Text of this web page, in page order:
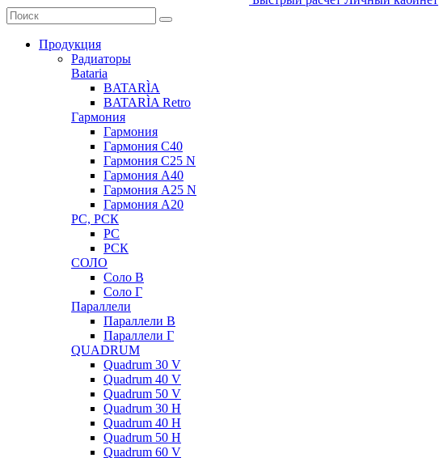
Продукция
Радиаторы
Bataria
BATARÌA
BATARÌA Retro
Гармония
Гармония
Гармония С40
Гармония С25 N
Гармония А40
Гармония А25 N
Гармония А20
РС, РСК
РС
РСК
СОЛО
Соло В
Соло Г
Параллели
Параллели В
Параллели Г
QUADRUM
Quadrum 30 V
Quadrum 40 V
Quadrum 50 V
Quadrum 30 H
Quadrum 40 H
Quadrum 50 H
Quadrum 60 V